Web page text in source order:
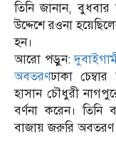
তিনি জানান,
উদ্দেশে রওনা
হন।
আরো পড়ুন:
অবতরণঢাকা
হাসান চৌধুরী
বর্ণনা করেন। তিনি
বাজায় জরুরি